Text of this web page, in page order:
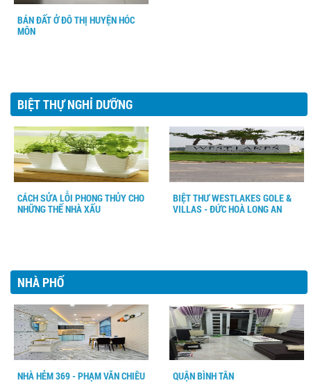
BÁN ĐẤT Ở ĐÔ THỊ HUYỆN HÓC
MÔN
BIỆT THỰ NGHỈ DƯỠNG
CÁCH SỬA LỖI PHONG THỦY CHO
NHỮNG THẾ NHÀ XẤU
BIỆT THƯ WESTLAKES GOLE &
VILLAS - ĐỨC HOÀ LONG AN
NHÀ PHỐ
NHÀ HẺM 369 - PHẠM VĂN CHIÊU QUẬN BÌNH TÂN